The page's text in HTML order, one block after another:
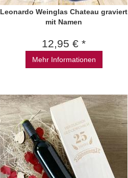
Leonardo Weinglas Chateau graviert
mit Namen
12,95 € *
Mehr Informationen